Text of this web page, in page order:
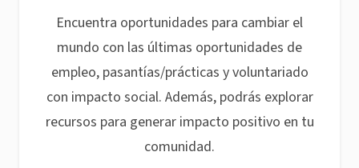
Encuentra oportunidades para cambiar el
mundo con las últimas oportunidades de
empleo, pasantías/prácticas y voluntariado
con impacto social. Además, podrás explorar
recursos para generar impacto positivo en tu
comunidad.